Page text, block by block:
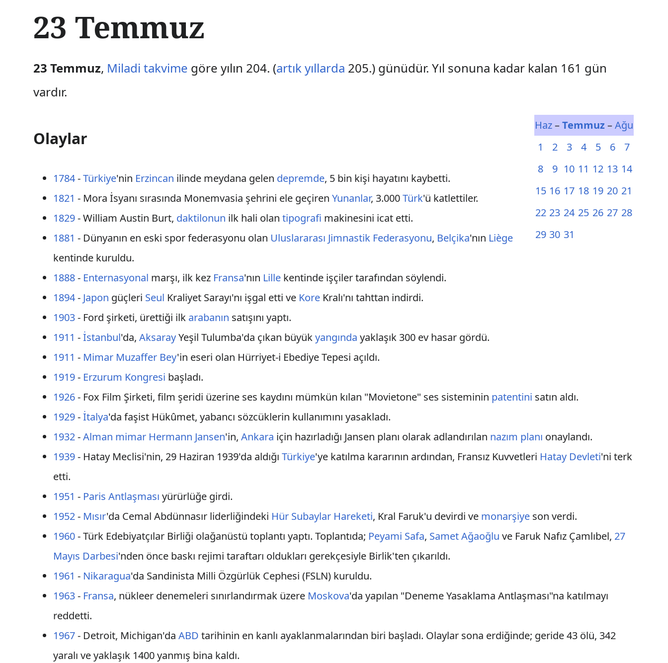
ç
e
r
e
t
23 Temmuz
23 Temmuz, Miladi takvime göre yılın 204. (artık yıllarda 205.) günüdür. Yıl sonuna kadar kalan 161 gün
vardır.
Haz–Temmuz–Ağu
1
2 3 4 5 6
7
8
9 10 11 12 13 14
15 16 17 18 19 20 21
22 23 24 25 26 27 28
29 30 31
Olaylar
1784-Türkiye'nin Erzincan ilinde meydana gelen depremde, 5 bin kişi hayatını kaybetti.
1821 - Mora İsyanı sırasında Monemvasia şehrini ele geçirenYunanlar, 3.000Türk'ü katlettiler.
1829- William Austin Burt, daktilonun ilk hali olantipografi makinesini icat etti.
1881 - Dünyanın en eski spor federasyonu olan Uluslararası Jimnastik Federasyonu, Belçika'nın Liège
kentinde kuruldu.
1888- Enternasyonal marşı, ilk kez Fransa'nın Lille kentinde işçiler tarafından söylendi.
1894- Japon güçleri Seul Kraliyet Sarayı'nı işgal etti ve Kore Kralı'nı tahttan indirdi.
1903- Ford şirketi, ürettiği ilk arabanın satışını yaptı.
1911 -İstanbul'da,AksarayYeşil Tulumba'da çıkan büyükyangında yaklaşık 300 ev hasar gördü.
1911 - Mimar Muzaffer Bey'in eseri olan Hürriyet-i Ebediye Tepesi açıldı.
1919- Erzurum Kongresi başladı.
1926- Fox Film Şirketi, film şeridi üzerine ses kaydını mümkün kılan "Movietone" ses sisteminin patentini satın aldı.
1929-İtalya'da faşist Hükûmet, yabancı sözcüklerin kullanımını yasakladı.
1932-Alman mimar Hermann Jansen'in,Ankara için hazırladığı Jansen planı olarak adlandırılan nazım planı onaylandı.
1939- Hatay Meclisi'nin, 29 Haziran 1939'da aldığıTürkiye'ye katılma kararının ardından, Fransız Kuvvetleri Hatay Devleti'ni terk
etti.
1951 - Paris Antlaşması yürürlüğe girdi.
1952- Mısır'da Cemal Abdünnasır liderliğindeki Hür Subaylar Hareketi, Kral Faruk'u devirdi ve monarşiye son verdi.
1960- Türk Edebiyatçılar Birliği olağanüstü toplantı yaptı. Toplantıda; Peyami Safa, Samet Ağaoğlu ve Faruk Nafız Çamlıbel, 27
Mayıs Darbesi'nden önce baskı rejimi taraftarı oldukları gerekçesiyle Birlik'ten çıkarıldı.
1961 - Nikaragua'da Sandinista Milli Özgürlük Cephesi (FSLN) kuruldu.
1963- Fransa, nükleer denemeleri sınırlandırmak üzere Moskova'da yapılan "Deneme Yasaklama Antlaşması"na katılmayı
reddetti.
1967- Detroit, Michigan'daABD tarihinin en kanlı ayaklanmalarından biri başladı. Olaylar sona erdiğinde; geride 43 ölü, 342
yaralı ve yaklaşık 1400 yanmış bina kaldı.